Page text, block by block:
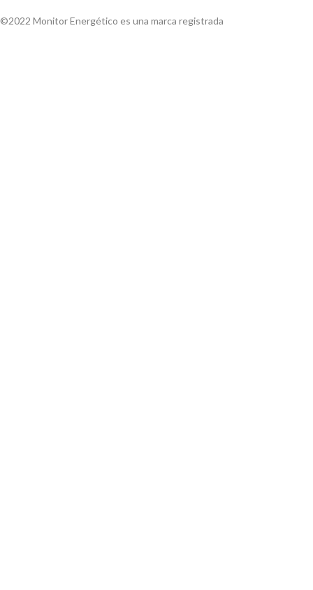
©2022 Monitor Energético es una marca registrada